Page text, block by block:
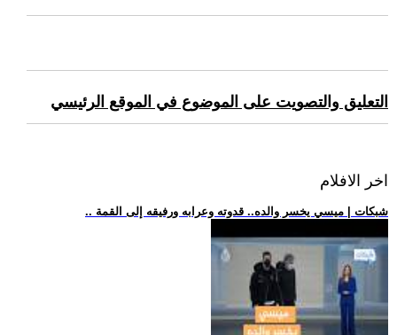
التعليق والتصويت على الموضوع في الموقع الرئيسي
اخر الافلام
.. شبكات | ميسي يخسر والده.. قدوته وعرابه ورفيقه إلى القمة